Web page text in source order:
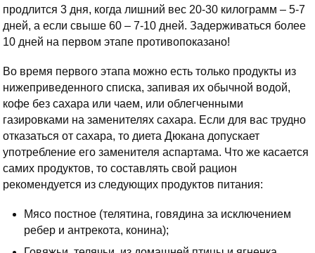
продлится 3 дня, когда лишний вес 20-30 килограмм – 5-7
дней, а если свыше 60 – 7-10 дней. Задерживаться более
10 дней на первом этапе противопоказано!
Во время первого этапа можно есть только продукты из
нижеприведенного списка, запивая их обычной водой,
кофе без сахара или чаем, или облегченными
газировками на заменителях сахара. Если для вас трудно
отказаться от сахара, то диета Дюкана допускает
употребление его заменителя аспартама. Что же касается
самих продуктов, то составлять свой рацион
рекомендуется из следующих продуктов питания:
Мясо постное (телятина, говядина за исключением
ребер и антрекота, конина);